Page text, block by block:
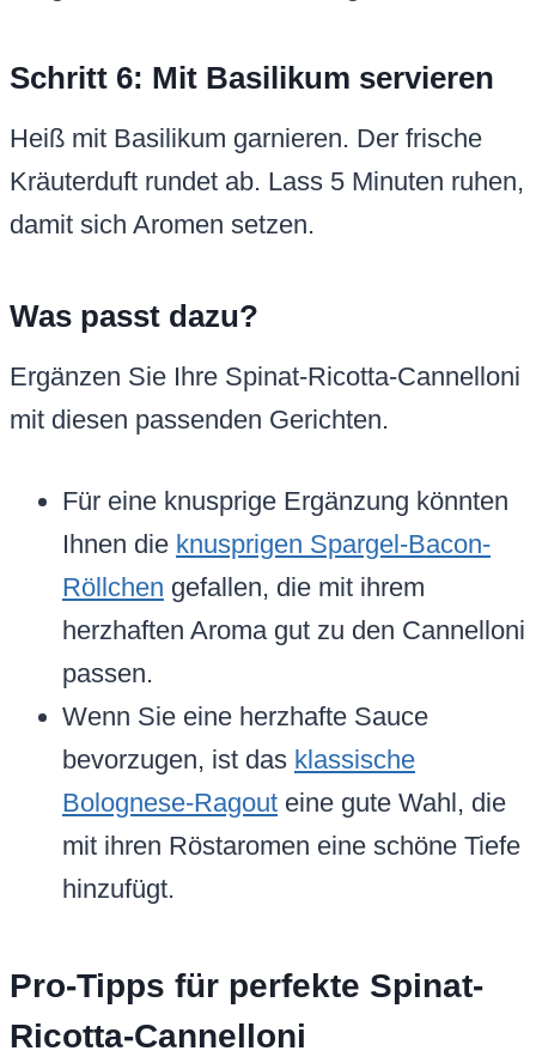
Schritt 6: Mit Basilikum servieren
Heiß mit Basilikum garnieren. Der frische
Kräuterduft rundet ab. Lass 5 Minuten ruhen,
damit sich Aromen setzen.
Was passt dazu?
Ergänzen Sie Ihre Spinat-Ricotta-Cannelloni
mit diesen passenden Gerichten.
Für eine knusprige Ergänzung könnten
Ihnen die knusprigen Spargel-Bacon-
Röllchen gefallen, die mit ihrem
herzhaften Aroma gut zu den Cannelloni
passen.
Wenn Sie eine herzhafte Sauce
bevorzugen, ist das klassische
Bolognese-Ragout eine gute Wahl, die
mit ihren Röstaromen eine schöne Tiefe
hinzufügt.
Pro-Tipps für perfekte Spinat-
Ricotta-Cannelloni